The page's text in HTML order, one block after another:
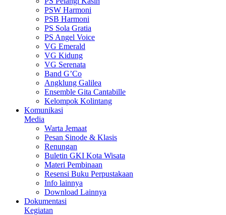
PSW Harmoni
PSB Harmoni
PS Sola Gratia
PS Angel Voice
VG Emerald
VG Kidung
VG Serenata
Band G’Co
Angklung Galilea
Ensemble Gita Cantabille
Kelompok Kolintang
Komunikasi
Media
Warta Jemaat
Pesan Sinode & Klasis
Renungan
Buletin GKI Kota Wisata
Materi Pembinaan
Resensi Buku Perpustakaan
Info lainnya
Download Lainnya
Dokumentasi
Kegiatan